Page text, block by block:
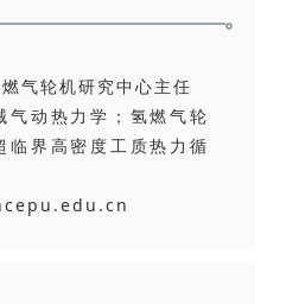
燃气轮机研究中心主任
气动热力学；氢燃气轮
临界高密度工质热力循